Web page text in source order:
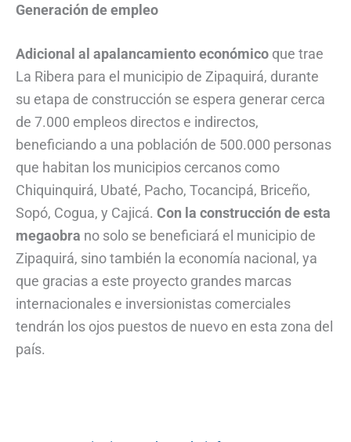
Generación de empleo
Adicional al apalancamiento económico que trae
La Ribera para el municipio de Zipaquirá, durante
su etapa de construcción se espera generar cerca
de 7.000 empleos directos e indirectos,
beneficiando a una población de 500.000 personas
que habitan los municipios cercanos como
Chiquinquirá, Ubaté, Pacho, Tocancipá, Briceño,
Sopó, Cogua, y Cajicá. Con la construcción de esta
megaobra no solo se beneficiará el municipio de
Zipaquirá, sino también la economía nacional, ya
que gracias a este proyecto grandes marcas
internacionales e inversionistas comerciales
tendrán los ojos puestos de nuevo en esta zona del
país.